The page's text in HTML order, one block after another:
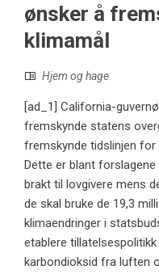
ønsker å
klimamål
Hjem og hage
[ad_1] California-
fremskynde statens
fremskynde tidslinjen for
Dette er blant
brakt til lovgivere mens
de skal bruke de 19,3
klimaendringer i
etablere
karbondioksid fra luften